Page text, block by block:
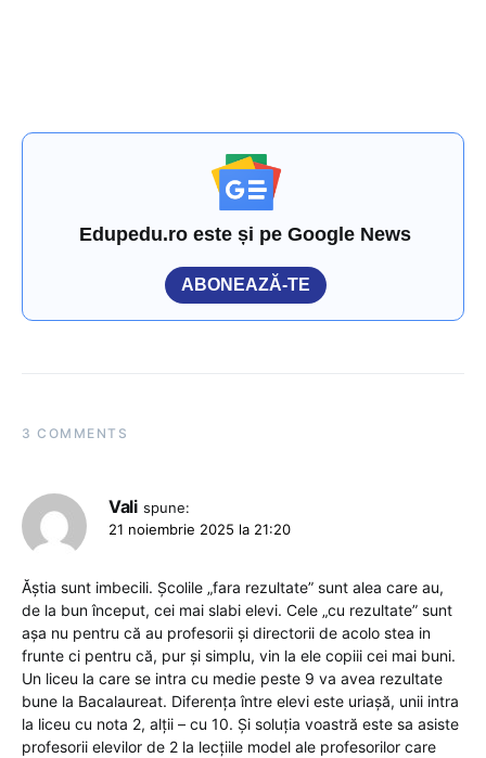
Edupedu.ro este și pe Google News
ABONEAZĂ-TE
3 COMMENTS
Vali spune:
21 noiembrie 2025 la 21:20
Ăștia sunt imbecili. Școlile „fara rezultate” sunt alea care au,
de la bun început, cei mai slabi elevi. Cele „cu rezultate” sunt
așa nu pentru că au profesorii și directorii de acolo stea in
frunte ci pentru că, pur și simplu, vin la ele copiii cei mai buni.
Un liceu la care se intra cu medie peste 9 va avea rezultate
bune la Bacalaureat. Diferența între elevi este uriașă, unii intra
la liceu cu nota 2, alții – cu 10. Și soluția voastră este sa asiste
profesorii elevilor de 2 la lecțiile model ale profesorilor care